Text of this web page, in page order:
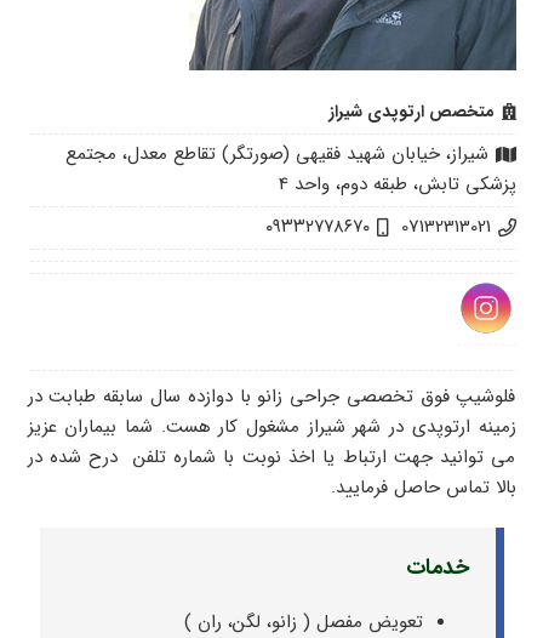
متخصص ارتوپدی شیراز
شیراز، خیابان شهید فقیهی (صورتگر) تقاطع معدل، مجتمع
پزشکی تابش، طبقه دوم، واحد 4
07132313021
۰۹۳۳۲۷۷۸۶۷۰
فلوشیپ فوق تخصصی جراحی زانو با دوازده سال سابقه طبابت در
زمینه ارتوپدی در شهر شیراز مشغول کار هست. شما بیماران عزیز
می توانید جهت ارتباط یا اخذ نوبت با شماره تلفن درح شده در
بالا تماس حاصل فرمایید.
خدمات
تعویض مفصل ( زانو، لگن، ران )